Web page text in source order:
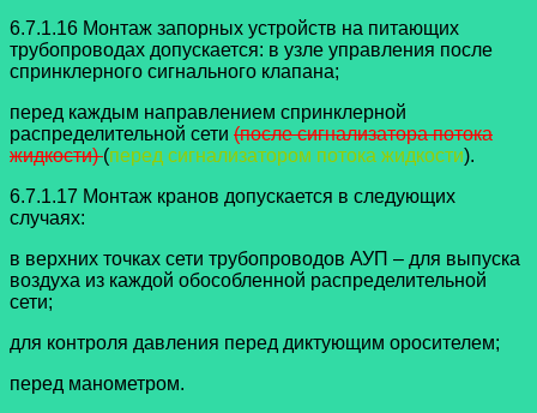
6.7.1.16 Монтаж запорных устройств на питающих
трубопроводах допускается: в узле управления после
спринклерного сигнального клапана;
перед каждым направлением спринклерной
распределительной сети (послесигнализатора потока
жидкости)(перед сигнализатором потока жидкости).
6.7.1.17 Монтаж кранов допускается в следующих
случаях:
в верхних точках сети трубопроводов АУП – для выпуска
воздуха из каждой обособленной распределительной
сети;
для контроля давления перед диктующим оросителем;
перед манометром.